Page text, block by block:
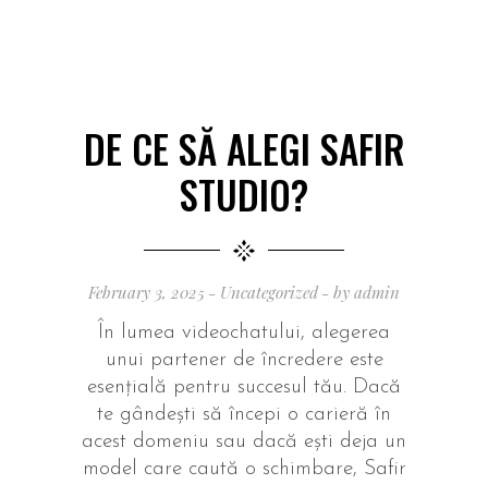
DE CE SĂ ALEGI SAFIR
STUDIO?
February 3, 2025 Uncategorized by admin
În lumea videochatului, alegerea
unui partener de încredere este
esențială pentru succesul tău. Dacă
te gândești să începi o carieră în
acest domeniu sau dacă ești deja un
model care caută o schimbare, Safir